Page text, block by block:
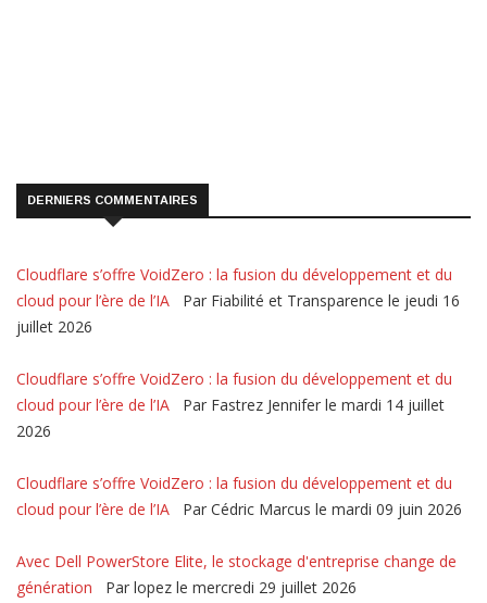
DERNIERS COMMENTAIRES
Cloudflare s’offre VoidZero : la fusion du développement et du
cloud pour l’ère de l’IA
Par Fiabilité et Transparence le jeudi 16
juillet 2026
Cloudflare s’offre VoidZero : la fusion du développement et du
cloud pour l’ère de l’IA
Par Fastrez Jennifer le mardi 14 juillet
2026
Cloudflare s’offre VoidZero : la fusion du développement et du
cloud pour l’ère de l’IA
Par Cédric Marcus le mardi 09 juin 2026
Avec Dell PowerStore Elite, le stockage d'entreprise change de
génération
Par lopez le mercredi 29 juillet 2026